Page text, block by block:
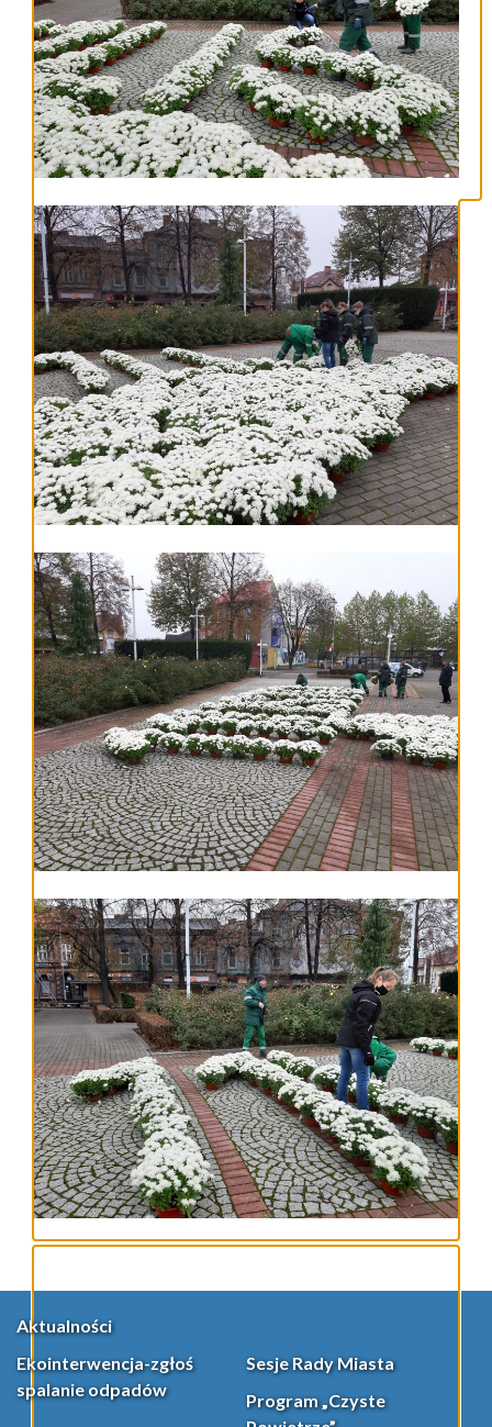
Aktualności
Ekointerwencja-zgłoś
spalanie odpadów
Sesje Rady Miasta
Program „Czyste